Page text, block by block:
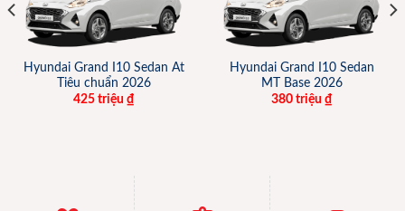
Hyundai Grand I10 Sedan At
Tiêu chuẩn 2026
425 triệu ₫
Hyundai Grand I10 Sedan
MT Base 2026
380 triệu ₫